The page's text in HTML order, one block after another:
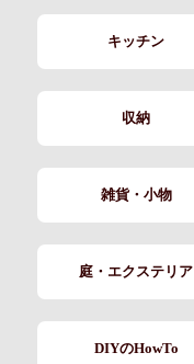
キッチン
収納
雑貨・小物
庭・エクステリア
DIYのHowTo